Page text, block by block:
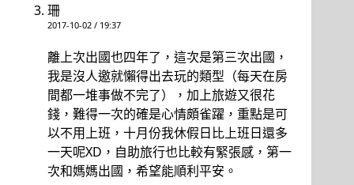
珊
2017-10-02 / 19:37
離上次出國也四年了，這次是第三次出國，
我是沒人邀就懶得出去玩的類型（每天在房
間都一堆事做不完了），加上旅遊又很花
錢，難得一次的確是心情頗雀躍，重點是可
以不用上班，十月份我休假日比上班日還多
一天呢XD，自助旅行也比較有緊張感，第一
次和媽媽出國，希望能順利平安。